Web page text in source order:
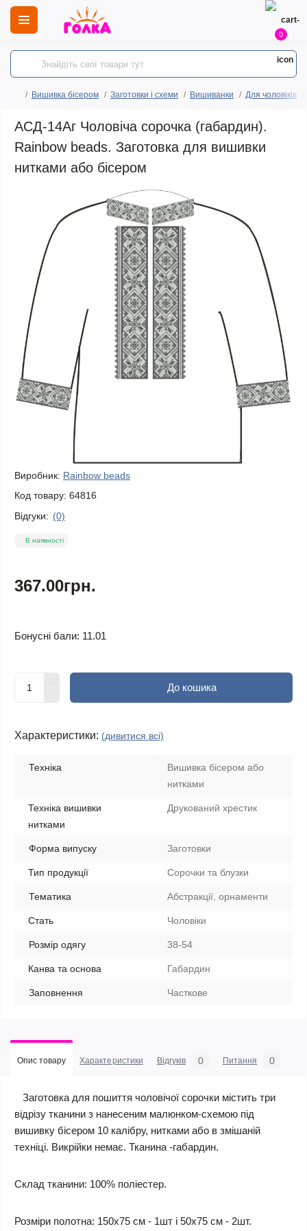
0
Вишивка бісером Заготовки і схеми Вишиванки Для чоловіків
АСД-14Аг Чоловіча сорочка (габардин).
Rainbow beads. Заготовка для вишивки
нитками або бісером
Виробник: Rainbow beads
Код товару: 64816
Відгуки: (0)
В наявності
367.00грн.
Бонусні бали: 11.01
До кошика
Характеристики: (дивитися всі)
Техніка
Вишивка бісером або
нитками
Техніка вишивки
нитками
Друкований хрестик
Форма випуску Заготовки
Тип продукції Сорочки та блузки
Тематика Абстракції, орнаменти
Стать Чоловіки
Розмір одягу 38-54
Канва та основа Габардин
Заповнення Часткове
Опис товару Характеристики Відгуків 0 Питання 0
Заготовка для пошиття чоловічої сорочки містить три
відрізу тканини з нанесеним малюнком-схемою під
вишивку бісером 10 калібру, нитками або в змішаній
техніці. Викрійки немає. Тканина -габардин.
Склад тканини: 100% поліестер.
Розміри полотна: 150х75 см - 1шт і 50х75 см - 2шт.